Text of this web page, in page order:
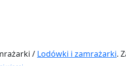
/ Lodówki i zamrażarki.